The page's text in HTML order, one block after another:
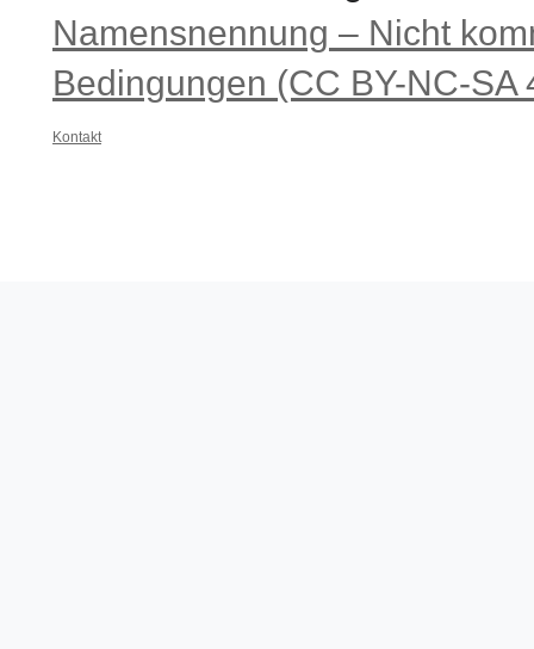
Namensnennung – Nicht
Bedingungen (CC BY-NC-SA
Kontakt